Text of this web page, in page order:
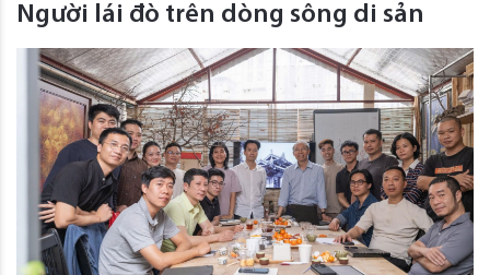
Người lái đò trên dòng sông di sản